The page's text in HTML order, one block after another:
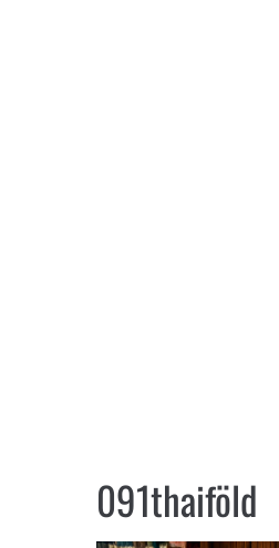
091thaiföld